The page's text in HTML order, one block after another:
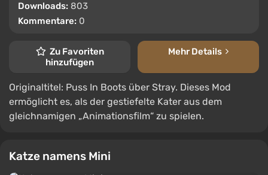
Downloads: 803
Kommentare: 0
Zu Favoriten
hinzufügen
Mehr Details
Originaltitel: Puss In Boots über Stray. Dieses Mod
ermöglicht es, als der gestiefelte Kater aus dem
gleichnamigen „Animationsfilm“ zu spielen.
Katze namens Mini